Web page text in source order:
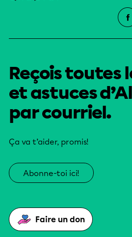
Reçois toutes
et astuces
par courriel.
Ça va t’aider, promis!
Abonne-toi ici!
Faire un don